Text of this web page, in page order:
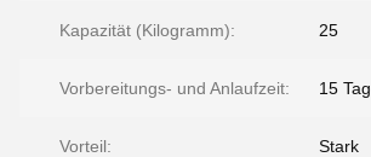
Kapazität (Kilogramm): 25
Vorbereitungs- und Anlaufzeit: 15
Vorteil: Stark